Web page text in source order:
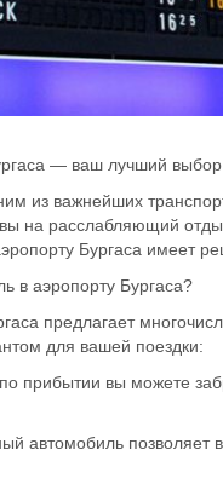
— ваш лучший
из важнейших
на расслабляющий
Бургаса имеет
в аэропорту Бургаса?
предлагает
для вашей поездки:
прибытии вы можете
автомобиль